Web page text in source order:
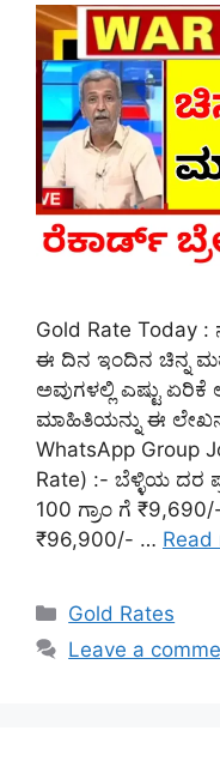
Gold Rate Today :
ಈ ದಿನ ಇಂದಿನ ಚಿನ್ನ
ಅವುಗಳಲ್ಲಿ ಎಷ್ಟು
ಮಾಹಿತಿಯನ್ನು ಈ
WhatsApp Group
Rate) :- ಬೆಳ್ಳಿಯ ದರ
100 ಗ್ರಾಂ ಗೆ
₹96,900/- … Read
Categories
Gold Rates
Leave a